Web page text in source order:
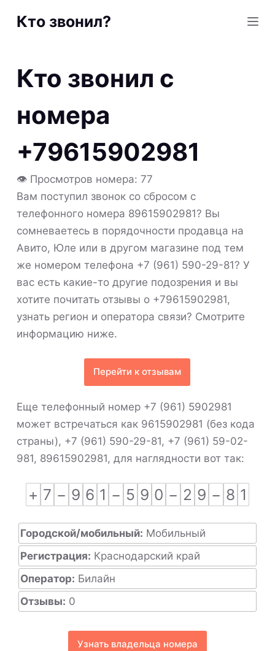
S
p
n
Кто звонил?
Кто звонил с
номера
+79615902981
👁 Просмотров номера: 77
Вам поступил звонок со сбросом с
телефонного номера 89615902981? Вы
сомневаетесь в порядочности продавца на
Авито, Юле или в другом магазине под тем
же номером телефона +7 (961) 590-29-81? У
вас есть какие-то другие подозрения и вы
хотите почитать отзывы о +79615902981,
узнать регион и оператора связи? Смотрите
информацию ниже.
Перейти к отзывам
Еще телефонный номер +7 (961) 5902981
может встречаться как 9615902981 (без кода
страны), +7 (961) 590-29-81, +7 (961) 59-02-
981, 89615902981, для наглядности вот так:
+ 7 − 9 6 1 − 5 9 0 − 2 9 − 8 1
Городской/мобильный: Мобильный
Регистрация: Краснодарский край
Оператор: Билайн
Отзывы: 0
Узнать владельца номера